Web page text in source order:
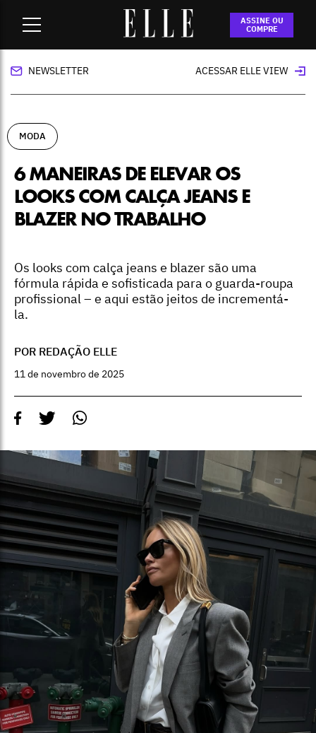
ASSINE OU
COMPRE
6 maneiras de elevar os looks com calça jeans
e blazer no trabalho
NEWSLETTER ACESSAR ELLE VIEW
MODA
6 MANEIRAS DE ELEVAR OS
LOOKS COM CALÇA JEANS E
BLAZER NO TRABALHO
Os looks com calça jeans e blazer são uma
fórmula rápida e sofisticada para o guarda-roupa
profissional – e aqui estão jeitos de incrementá-
la.
POR REDAÇÃO ELLE
11 de novembro de 2025